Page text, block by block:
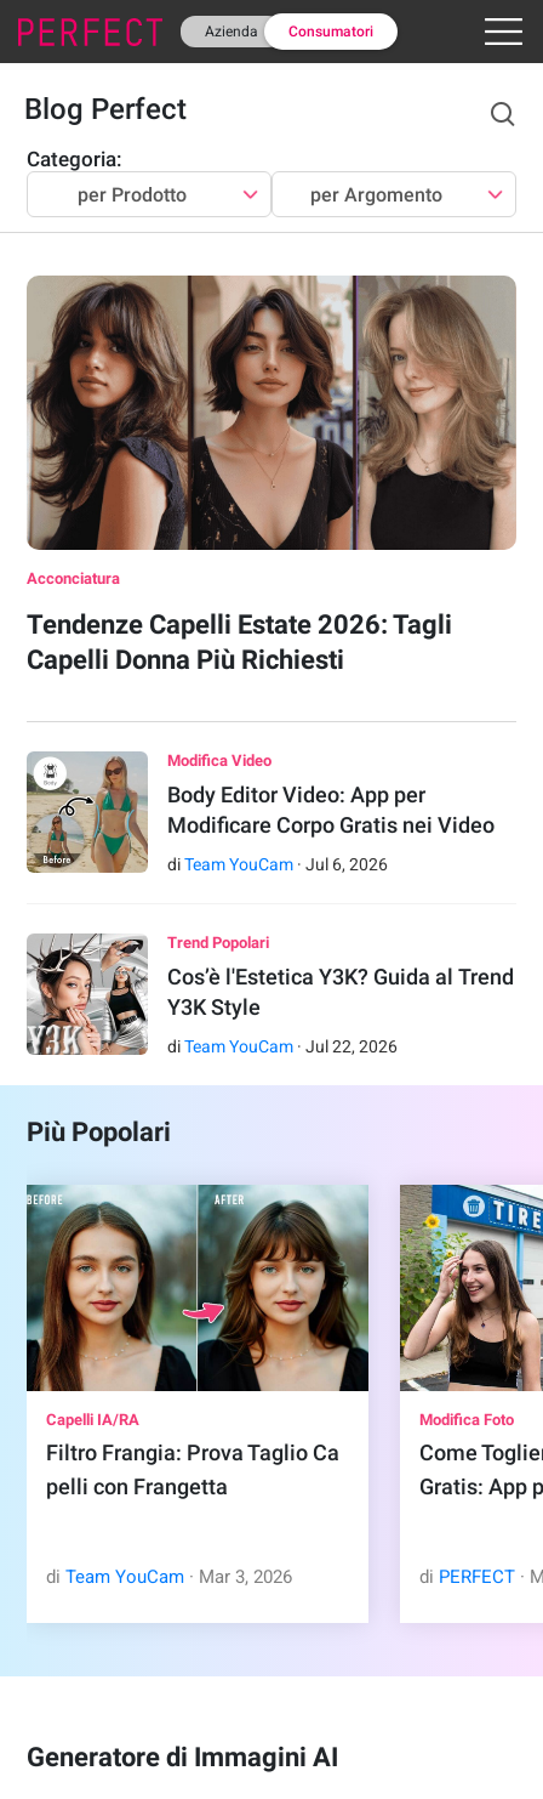
Azienda Consumatori
Blog Perfect
Categoria:
per Prodotto per Argomento
Acconciatura
Tendenze Capelli Estate 2026: Tagli
Capelli Donna Più Richiesti
Modifica Video
Body Editor Video: App per
Modificare Corpo Gratis nei Video
diTeam YouCam ·Jul 6,2026
Trend Popolari
Cos’è l'Estetica Y3K? Guida al Trend
Y3K Style
diTeam YouCam ·Jul 22,2026
Più Popolari
Capelli IA/RA
Filtro Frangia: Prova Taglio Ca
pelli con Frangetta
diTeam YouCam · Mar 3, 2026
Modifica Foto
Come
Gratis: App
di PERFECT ·
Generatore di Immagini AI